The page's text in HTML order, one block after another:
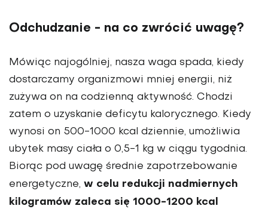
Odchudzanie - na co zwrócić uwagę?
Mówiąc najogólniej, nasza waga spada, kiedy
dostarczamy organizmowi mniej energii, niż
zużywa on na codzienną aktywność. Chodzi
zatem o uzyskanie deficytu kalorycznego. Kiedy
wynosi on 500-1000 kcal dziennie, umożliwia
ubytek masy ciała o 0,5-1 kg w ciągu tygodnia.
Biorąc pod uwagę średnie zapotrzebowanie
energetyczne, w celu redukcji nadmiernych
kilogramów zaleca się 1000-1200 kcal